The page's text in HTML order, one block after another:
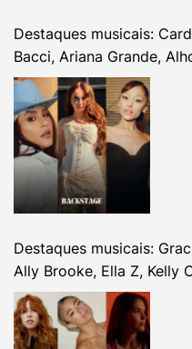
Destaques musicais:
Bacci, Ariana Grande,
Destaques musicais:
Ally Brooke, Ella Z, Kelly